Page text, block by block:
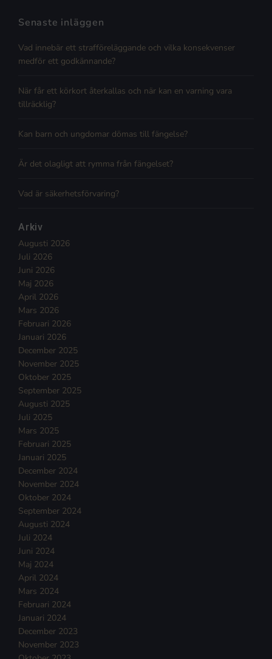
Senaste inläggen
Vad innebär ett strafföreläggande och vilka konsekvenser
medför ett godkännande?
När får ett körkort återkallas och när kan en varning vara
tillräcklig?
Kan barn och ungdomar dömas till fängelse?
Är det olagligt att rymma från fängelset?
Vad är säkerhetsförvaring?
Arkiv
Augusti 2026
Juli 2026
Juni 2026
Maj 2026
April 2026
Mars 2026
Februari 2026
Januari 2026
December 2025
November 2025
Oktober 2025
September 2025
Augusti 2025
Juli 2025
Mars 2025
Februari 2025
Januari 2025
December 2024
November 2024
Oktober 2024
September 2024
Augusti 2024
Juli 2024
Juni 2024
Maj 2024
April 2024
Mars 2024
Februari 2024
Januari 2024
December 2023
November 2023